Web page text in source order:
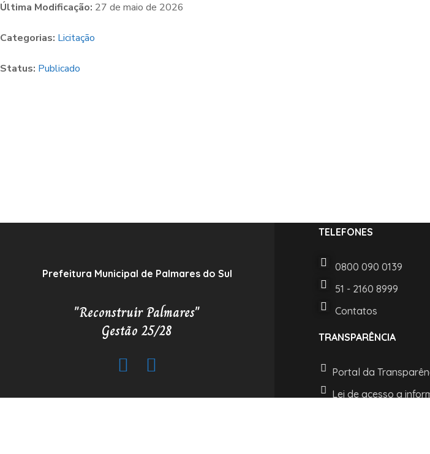
Última Modificação: 27 de maio de 2026
Categorias: Licitação
Status: Publicado
Prefeitura Municipal de Palmares do Sul
"Reconstruir Palmares"
Gestão 25/28
TELEFONES
0800 090 0139
51 - 2160 8999
Contatos
TRANSPARÊNCIA
Portal da
Lei de acesso a